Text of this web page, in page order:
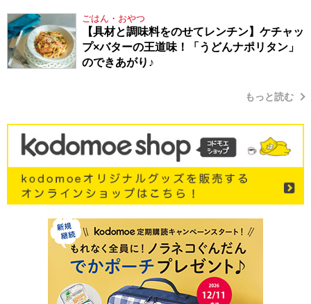
ごはん・おやつ
【具材と調味料をのせてレンチン】ケチャッ
プ×バターの王道味！「うどんナポリタン」
のできあがり♪
もっと読む